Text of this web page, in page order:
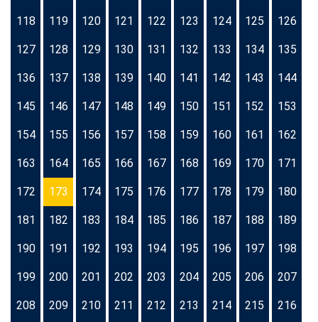
118 119 120 121 122 123 124 125 126
127 128 129 130 131 132 133 134 135
136 137 138 139 140 141 142 143 144
145 146 147 148 149 150 151 152 153
154 155 156 157 158 159 160 161 162
163 164 165 166 167 168 169 170 171
172 173 174 175 176 177 178 179 180
181 182 183 184 185 186 187 188 189
190 191 192 193 194 195 196 197 198
199 200 201 202 203 204 205 206 207
208 209 210 211 212 213 214 215 216